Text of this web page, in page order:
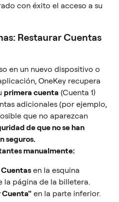
con éxito el acceso a su
Restaurar Cuentas
en un nuevo dispositivo o
OneKey recupera
primera cuenta (Cuenta 1)
adicionales (por ejemplo,
que no aparezcan
de que no se han
seguros.
manualmente:
en la esquina
la página de la billetera.
Cuenta" en la parte inferior.